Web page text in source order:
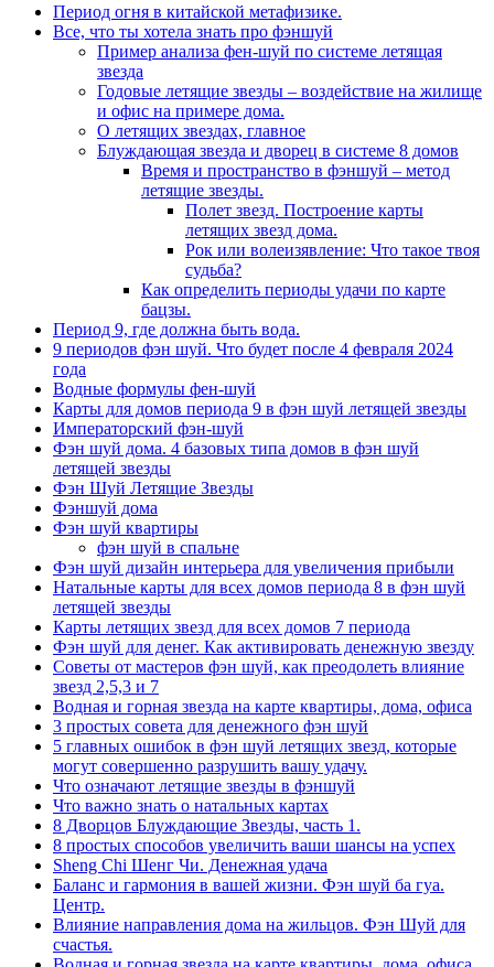
Период огня в китайской метафизике.
Все, что ты хотела знать про фэншуй
Пример анализа фен-шуй по системе летящая
звезда
Годовые летящие звезды – воздействие на жилище
и офис на примере дома.
О летящих звездах, главное
Блуждающая звезда и дворец в системе 8 домов
Время и пространство в фэншуй – метод
летящие звезды.
Полет звезд. Построение карты
летящих звезд дома.
Рок или волеизявление: Что такое твоя
судьба?
Как определить периоды удачи по карте
бацзы.
Период 9, где должна быть вода.
9 периодов фэн шуй. Что будет после 4 февраля 2024
года
Водные формулы фен-шуй
Карты для домов периода 9 в фэн шуй летящей звезды
Императорский фэн-шуй
Фэн шуй дома. 4 базовых типа домов в фэн шуй
летящей звезды
Фэн Шуй Летящие Звезды
Фэншуй дома
Фэн шуй квартиры
фэн шуй в спальне
Фэн шуй дизайн интерьера для увеличения прибыли
Натальные карты для всех домов периода 8 в фэн шуй
летящей звезды
Карты летящих звезд для всех домов 7 периода
Фэн шуй для денег. Как активировать денежную звезду
Советы от мастеров фэн шуй, как преодолеть влияние
звезд 2,5,3 и 7
Водная и горная звезда на карте квартиры, дома, офиса
3 простых совета для денежного фэн шуй
5 главных ошибок в фэн шуй летящих звезд, которые
могут совершенно разрушить вашу удачу.
Что означают летящие звезды в фэншуй
Что важно знать о натальных картах
8 Дворцов Блуждающие Звезды, часть 1.
8 простых способов увеличить ваши шансы на успех
Sheng Chi Шенг Чи. Денежная удача
Баланс и гармония в вашей жизни. Фэн шуй ба гуа.
Центр.
Влияние направления дома на жильцов. Фэн Шуй для
счастья.